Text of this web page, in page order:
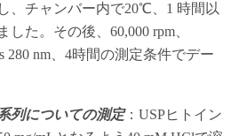
、チャンバー内で20℃、1 時間以
した。その後、60,000 rpm、
nm、4時間の測定条件でデー
列についての測定：USPヒトイン